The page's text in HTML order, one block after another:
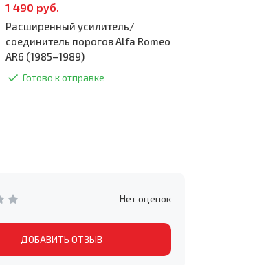
1 490 руб.
Расширенный усилитель/
соединитель порогов Alfa Romeo
AR6 (1985–1989)
Готово к отправке
Нет оценок
ДОБАВИТЬ ОТЗЫВ